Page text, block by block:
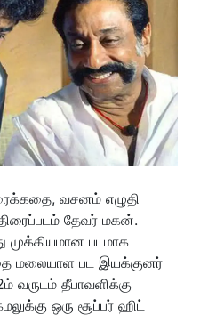
வசனம் எழுதி
தேவர் மகன்.
முக்கியமான படமாக
மலையாள பட இயக்குனர்
வருடம் தீபாவளிக்கு
ஒரு சூப்பர் ஹிட்